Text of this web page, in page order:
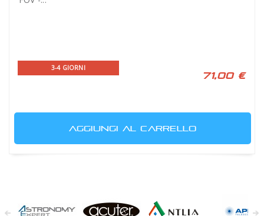
3-4 GIORNI
71,00 €
AGGIUNGI AL CARRELLO